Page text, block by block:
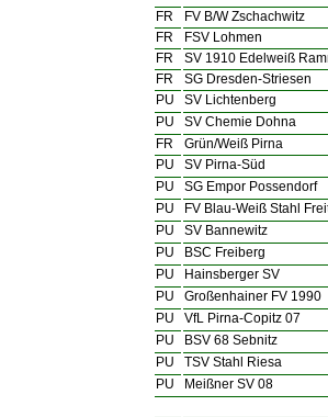
FR
FV B/W Zschachwitz
FR
FSV Lohmen
FR
SV 1910 Edelweiß
FR
SG Dresden-Striesen
PU
SV Lichtenberg
PU
SV Chemie Dohna
FR
Grün/Weiß Pirna
PU
SV Pirna-Süd
PU
SG Empor Possendorf
PU
FV Blau-Weiß Stahl
PU
SV Bannewitz
PU
BSC Freiberg
PU
Hainsberger SV
PU
Großenhainer FV 1990
PU
VfL Pirna-Copitz 07
PU
BSV 68 Sebnitz
PU
TSV Stahl Riesa
PU
Meißner SV 08